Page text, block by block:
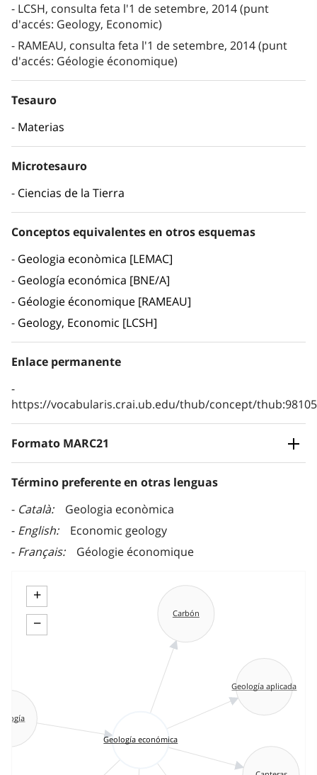
LCSH, consulta feta l'1 de setembre, 2014 (punt
d'accés: Geology, Economic)
RAMEAU, consulta feta l'1 de setembre, 2014 (punt
d'accés: Géologie économique)
Tesauro
Materias
Microtesauro
Ciencias de la Tierra
Conceptos equivalentes en otros esquemas
Geologia econòmica [LEMAC]
Geología económica [BNE/A]
Géologie économique [RAMEAU]
Geology, Economic [LCSH]
Enlace permanente
https://vocabularis.crai.ub.edu/thub/concept/
Formato MARC21
Término preferente en otras lenguas
Català
Geologia econòmica
English
Economic geology
Français
Géologie économique
+
−
Geología aplicada
Carbón
Geología económica